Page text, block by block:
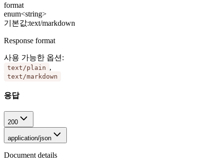
format
enum<string>
기본값:text/markdown
Response format
사용 가능한 옵션 :
text/plain ,
text/markdown
응답
200
application/json
Document details